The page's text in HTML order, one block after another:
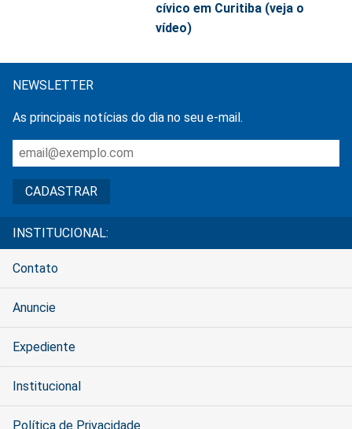
cívico em Curitiba (veja o
vídeo)
NEWSLETTER
As principais notícias do dia no seu e-mail.
INSTITUCIONAL:
Contato
Anuncie
Expediente
Institucional
Política de Privacidade